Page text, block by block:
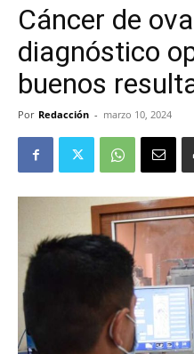
Cáncer de
diagnóstico
buenos
Por Redacción - marzo 10, 2024